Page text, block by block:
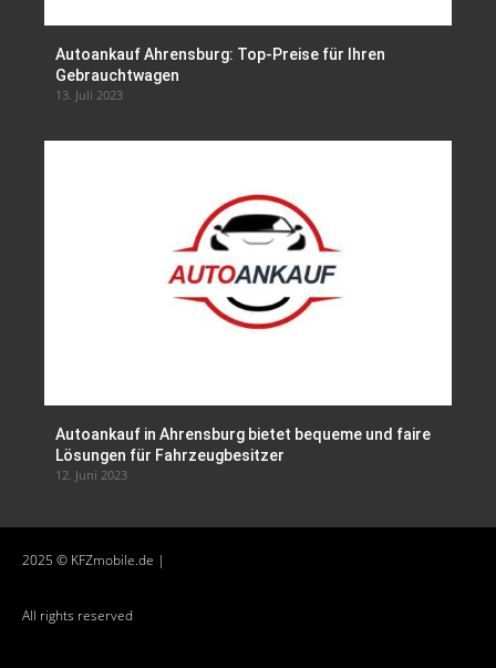
Autoankauf Ahrensburg: Top-Preise für Ihren
Gebrauchtwagen
13. Juli 2023
Autoankauf in Ahrensburg bietet bequeme und faire
Lösungen für Fahrzeugbesitzer
12. Juni 2023
2025 © KFZmobile.de |
All rights reserved